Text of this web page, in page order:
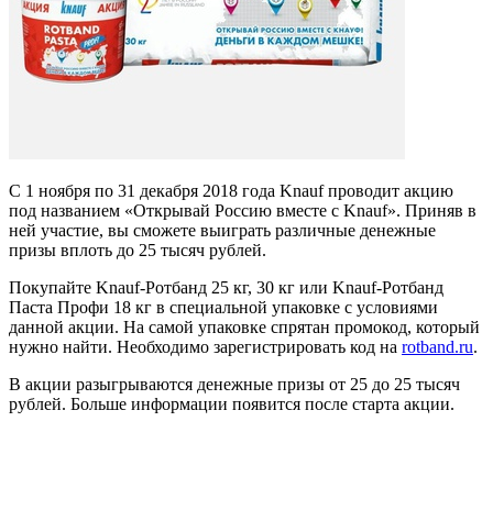
С 1 ноября по 31 декабря 2018 года Knauf проводит акцию
под названием «Открывай Россию вместе с Knauf». Приняв в
ней участие, вы сможете выиграть различные денежные
призы вплоть до 25 тысяч рублей.
Покупайте Knauf-Ротбанд 25 кг, 30 кг или Knauf-Ротбанд
Паста Профи 18 кг в специальной упаковке с условиями
данной акции. На самой упаковке спрятан промокод, который
нужно найти. Необходимо зарегистрировать код на rotband.ru.
В акции разыгрываются денежные призы от 25 до 25 тысяч
рублей. Больше информации появится после старта акции.